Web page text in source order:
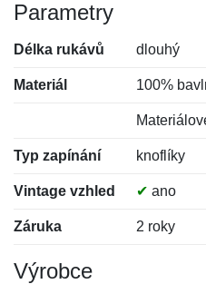
Parametry
Délka rukávů dlouhý
Materiál 100%
Typ zapínání knoflíky
Vintage vzhled ✔ ano
Záruka 2 roky
Výrobce